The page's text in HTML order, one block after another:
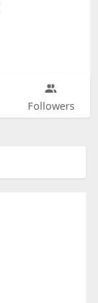
Followers